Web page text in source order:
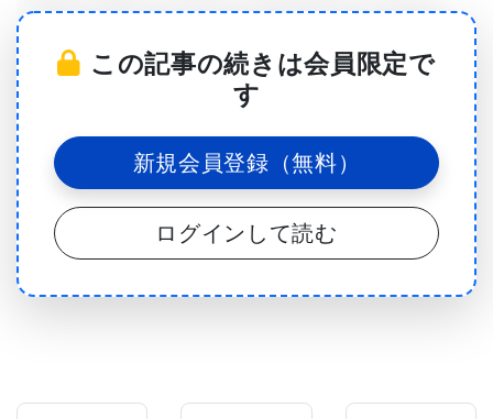
Fournier博士（Neurology and Neurosurgery教授）
の研究室が調べていた神経保護機能を持つ14-3-3タ
ンパク質ファミリーに注目し､軸索再生の薬理学的な
研究文献を探していた｡その検索中に植物が特定タイ
プの真菌感染にどう反応するかを記述した研究を見
つけた｡真菌類の特定の種が産生するfusicoccin-Aと
いう低分子物質にさらされると､植物の葉はしぼむが
根は長く伸びるようになる｡fusicoccin-Aは､14-3-3
この記事の続きは会員限定で
す
新規会員登録（無料）
ログインして読む